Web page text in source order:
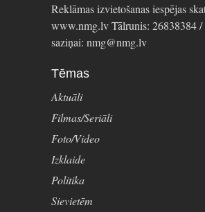
Reklāmas izvietošanas iespējas
www.nmg.lv Tālrunis: 26838384 /
saziņai: nmg@nmg.lv
Tēmas
Aktuāli
Filmas/Seriāli
Foto/Video
Izklaide
Politika
Sievietēm